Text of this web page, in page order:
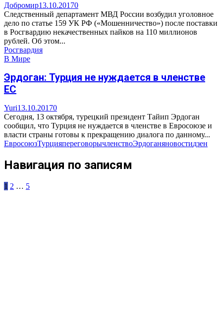
Добромир13.10.20170
Следственный департамент МВД России возбудил уголовное
дело по статье 159 УК РФ («Мошенничество») после поставки
в Росгвардию некачественных пайков на 110 миллионов
рублей. Об этом...
Росгвардия
В Мире
Эрдоган: Турция не нуждается в членстве
ЕС
Yuri13.10.20170
Сегодня, 13 октября, турецкий президент Тайип Эрдоган
сообщил, что Турция не нуждается в членстве в Евросоюзе и
власти страны готовы к прекращению диалога по данному...
ЕвросоюзТурцияпереговорычленствоЭрдоганяновостидзен
Навигация по записям
1 2 … 5